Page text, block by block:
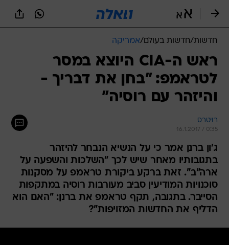
חדשות/חדשות בעולם /אמריקה
ראש ה-CIA היוצא במסר
לטראמפ: "בחן את דבריך -
והיזהר עם רוסיה"
רויטרס
16.1.2017 / 0:35
ג'ון ברנן אמר כי על הנשיא הנבחר להיזהר
בתגובותיו מאחר שיש לכך "השלכות והשפעה על
ארה"ב". זאת ברקע ביקורת טראמפ על מסקנות
סוכנויות המודיעין סביב מעורבות רוסיה במתקפות
הסייבר. בתגובה, תקף טראמפ את ברנן: "האם הוא
הדליף את החדשות המזויפות"?